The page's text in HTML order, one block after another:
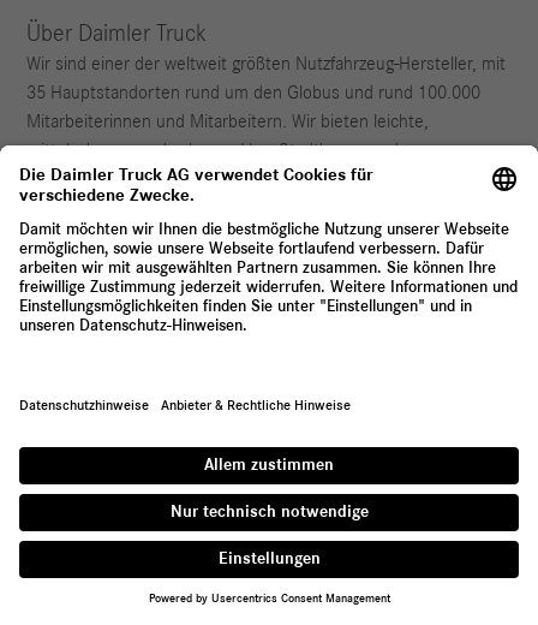
Über Daimler Truck
Wir sind einer der weltweit größten Nutzfahrzeug-Hersteller, mit
35 Hauptstandorten rund um den Globus und rund 100.000
Mitarbeiterinnen und Mitarbeitern. Wir bieten leichte,
mittelschwere und schwere Lkw, Stadtbusse und
Überlandbusse, Reisebusse sowie Busfahrgestelle an. Auch
Portfolios.